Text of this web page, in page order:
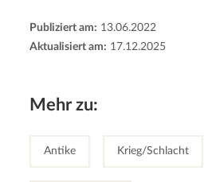
Publiziert am: 13.06.2022
Aktualisiert am: 17.12.2025
Mehr zu:
Antike Krieg/Schlacht